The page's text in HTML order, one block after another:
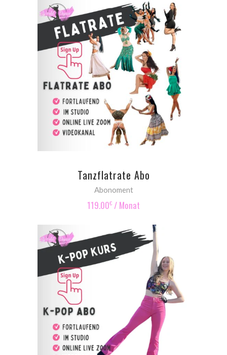
SIGN UP NOW
Tanzflatrate Abo
Abonoment
119.00€ / Monat